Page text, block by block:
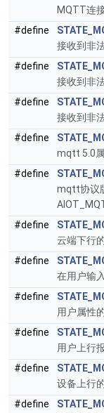
MQTT连
#define
接收到非
#define
接收到非
#define
接收到非
#define
mqtt 5.0
#define
mqtt协议
#define
云端下行
#define
在用户输
#define
用户属性
#define
用户上行
#define
设备上行
#define